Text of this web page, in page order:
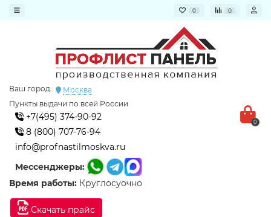
0 0
Скачать прайс
Ваш город:
Москва
Пункты выдачи по всей России
+7(495) 374-90-92
8 (800) 707-76-94
info@profnastilmoskva.ru
Мессенджеры:
Время работы: Круглосуочно
0